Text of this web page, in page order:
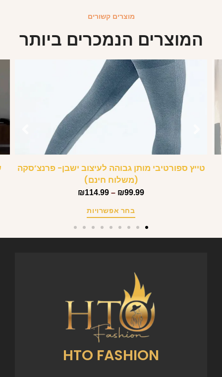
מוצרים קשורים
המוצרים הנמכרים ביותר
טייץ ספורטיבי מותן גבוהה לעיצוב ישבן- פרנצ’סקה
(משלוח חינם)
₪99.99
–
₪114.99
בחר אפשרויות
HTO FASHION